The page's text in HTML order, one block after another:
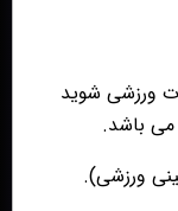
ورزشی شوید
باشد.